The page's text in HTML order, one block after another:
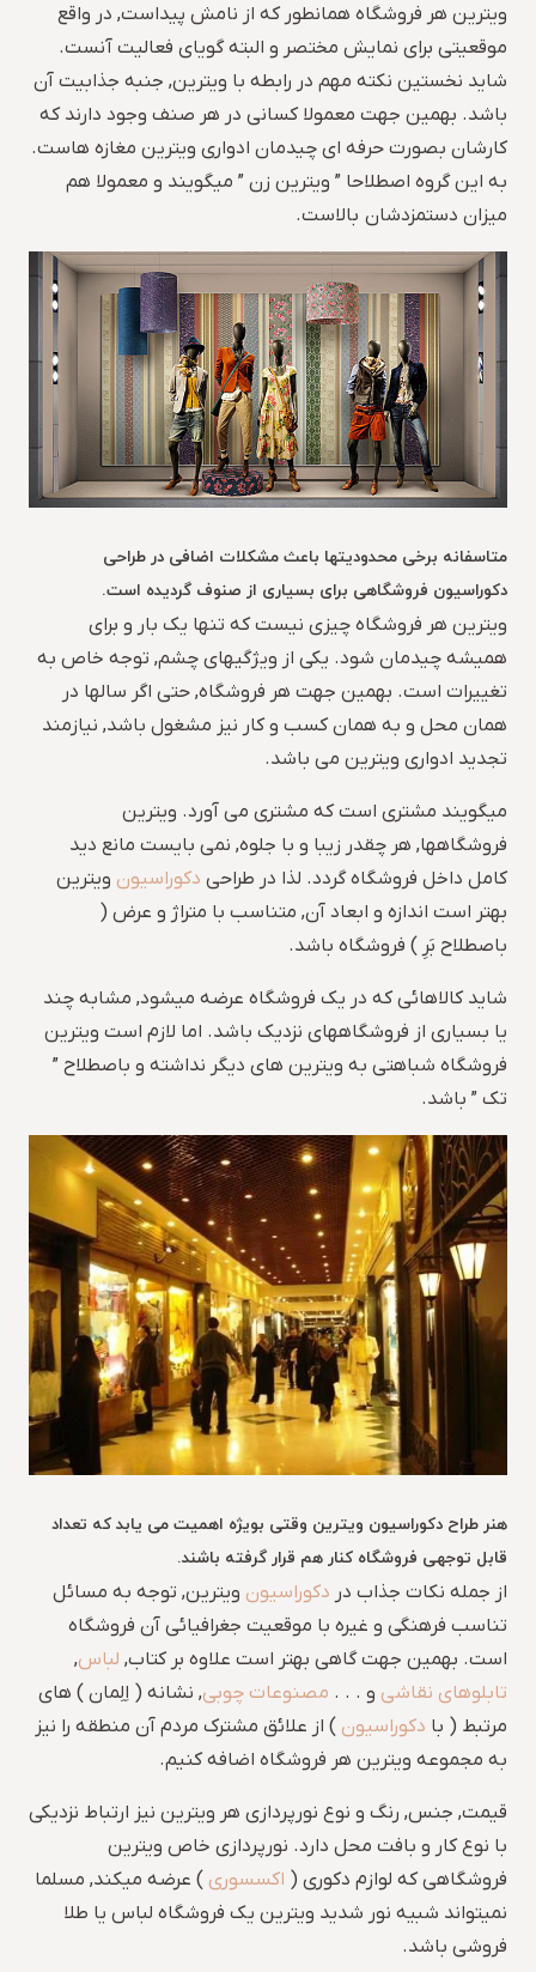
ویترین هر فروشگاه همانطور که از نامش پیداست, در واقع
موقعیتی برای نمایش مختصر و البته گویای فعالیت آنست.
شاید نخستین نکته مهم در رابطه با ویترین, جنبه جذابیت آن
باشد. بهمین جهت معمولا کسانی در هر صنف وجود دارند که
کارشان بصورت حرفه ای چیدمان ادواری ویترین مغازه هاست.
به این گروه اصطلاحا ” ویترین زن ” میگویند و معمولا هم
میزان دستمزدشان بالاست.
متاسفانه برخی محدودیتها باعث مشکلات اضافی در طراحی
دکوراسیون فروشگاهی برای بسیاری از صنوف گردیده است.
ویترین هر فروشگاه چیزی نیست که تنها یک بار و برای
همیشه چیدمان شود. یکی از ویژگیهای چشم, توجه خاص به
تغییرات است. بهمین جهت هر فروشگاه, حتی اگر سالها در
همان محل و به همان کسب و کار نیز مشغول باشد, نیازمند
تجدید ادواری ویترین می باشد.
میگویند مشتری است که مشتری می آورد. ویترین
فروشگاهها, هر چقدر زیبا و با جلوه, نمی بایست مانع دید
کامل داخل فروشگاه گردد. لذا در طراحی دکوراسیون ویترین
بهتر است اندازه و ابعاد آن, متناسب با متراژ و عرض (
باصطلاح بَرِ ) فروشگاه باشد.
شاید کالاهائی که در یک فروشگاه عرضه میشود, مشابه چند
یا بسیاری از فروشگاههای نزدیک باشد. اما لازم است ویترین
فروشگاه شباهتی به ویترین های دیگر نداشته و باصطلاح ”
تک ” باشد.
هنر طراح دکوراسیون ویترین وقتی بویژه اهمیت می یابد که تعداد
قابل توجهی فروشگاه کنار هم قرار گرفته باشند.
از جمله نکات جذاب در دکوراسیون ویترین, توجه به مسائل
تناسب فرهنگی و غیره با موقعیت جغرافیائی آن فروشگاه
است. بهمین جهت گاهی بهتر است علاوه بر کتاب, لباس,
تابلوهای نقاشی و . . . مصنوعات چوبی, نشانه ( اِلِمان ) های
مرتبط ( با دکوراسیون ) از علائق مشترک مردم آن منطقه را نیز
به مجموعه ویترین هر فروشگاه اضافه کنیم.
قیمت, جنس, رنگ و نوع نورپردازی هر ویترین نیز ارتباط نزدیکی
با نوع کار و بافت محل دارد. نورپردازی خاص ویترین
فروشگاهی که لوازم دکوری ( اکسسوری ) عرضه میکند, مسلما
نمیتواند شبیه نور شدید ویترین یک فروشگاه لباس یا طلا
فروشی باشد.